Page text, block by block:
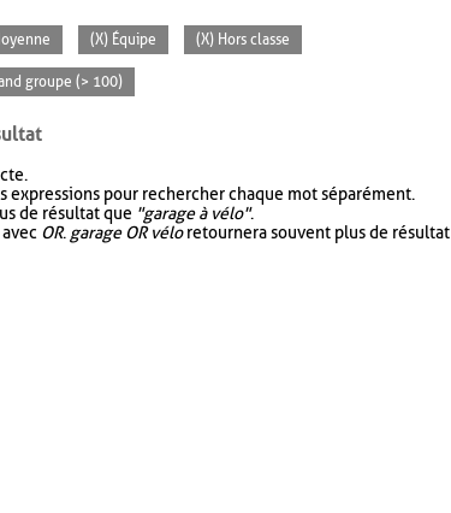
(X) Équipe (X) Hors classe
groupe (> 100)
expressions pour rechercher chaque mot séparément.
de résultat que "garage à vélo".
OR. garage OR véloretournera souvent plus de résultat